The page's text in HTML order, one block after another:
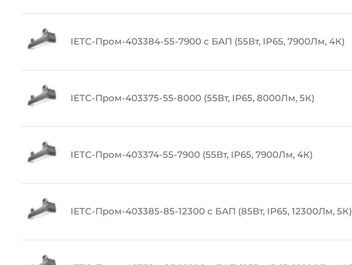
IETC-Пром-403384-55-7900 с БАП (55Вт, IP65, 7900Лм, 4К)
IETC-Пром-403375-55-8000 (55Вт, IP65, 8000Лм, 5К)
IETC-Пром-403374-55-7900 (55Вт, IP65, 7900Лм, 4К)
IETC-Пром-403385-85-12300 с БАП (85Вт, IP65, 12300Лм, 5К)